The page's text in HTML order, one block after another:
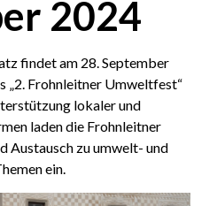
2024
findet am 28. September
„2. Frohnleitner Umweltfest“
lokaler und
laden die Frohnleitner
Austausch zu umwelt- und
ein.